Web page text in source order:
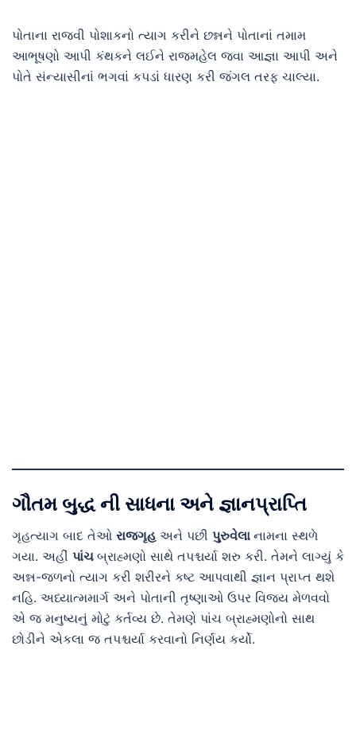
પોતાના રાજવી પોશાકનો ત્યાગ કરીને છન્નને પોતાનાં તમામ
આભૂષણો આપી કંથકને લઈને રાજમહેલ જવા આજ્ઞા આપી અને
પોતે સંન્યાસીનાં ભગવાં કપડાં ધારણ કરી જંગલ તરફ ચાલ્યા.
ગૌતમ બુદ્ધ ની સાધના અને જ્ઞાનપ્રાપ્તિ
ગૃહત્યાગ બાદ તેઓ રાજગૃહ અને પછી પુરુવેલા નામના સ્થળે
ગયા. અહીં પાંચ બ્રાહ્મણો સાથે તપશ્ચર્યા શરુ કરી. તેમને લાગ્યું કે
અન્ન-જળનો ત્યાગ કરી શરીરને કષ્ટ આપવાથી જ્ઞાન પ્રાપ્ત થશે
નહિ. અધ્યાત્મમાર્ગ અને પોતાની તૃષ્ણાઓ ઉપર વિજય મેળવવો
એ જ મનુષ્યનું મોટું કર્તવ્ય છે. તેમણે પાંચ બ્રાહ્મણોનો સાથ
છોડીને એકલા જ તપશ્ચર્યા કરવાનો નિર્ણય કર્યો.